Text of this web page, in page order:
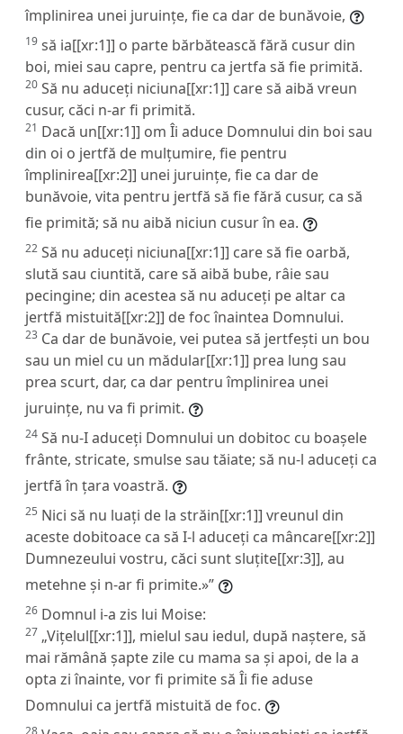
împlinirea unei juruințe, fie ca dar de bunăvoie,
19 să ia[[xr:1]] o parte bărbătească fără cusur din
boi, miei sau capre, pentru ca jertfa să fie primită.
20 Să nu aduceți niciuna[[xr:1]] care să aibă vreun
cusur, căci n-ar fi primită.
21 Dacă un[[xr:1]] om Îi aduce Domnului din boi sau
din oi o jertfă de mulțumire, fie pentru
împlinirea[[xr:2]] unei juruințe, fie ca dar de
bunăvoie, vita pentru jertfă să fie fără cusur, ca să
fie primită; să nu aibă niciun cusur în ea.
22 Să nu aduceți niciuna[[xr:1]] care să fie oarbă,
slută sau ciuntită, care să aibă bube, râie sau
pecingine; din acestea să nu aduceți pe altar ca
jertfă mistuită[[xr:2]] de foc înaintea Domnului.
23 Ca dar de bunăvoie, vei putea să jertfești un bou
sau un miel cu un mădular[[xr:1]] prea lung sau
prea scurt, dar, ca dar pentru împlinirea unei
juruințe, nu va fi primit.
24 Să nu-I aduceți Domnului un dobitoc cu boașele
frânte, stricate, smulse sau tăiate; să nu-l aduceți ca
jertfă în țara voastră.
25 Nici să nu luați de la străin[[xr:1]] vreunul din
aceste dobitoace ca să I-l aduceți ca mâncare[[xr:2]]
Dumnezeului vostru, căci sunt sluțite[[xr:3]], au
metehne și n-ar fi primite.»”
26 Domnul i-a zis lui Moise:
27 „Vițelul[[xr:1]], mielul sau iedul, după naștere, să
mai rămână șapte zile cu mama sa și apoi, de la a
opta zi înainte, vor fi primite să Îi fie aduse
Domnului ca jertfă mistuită de foc.
28